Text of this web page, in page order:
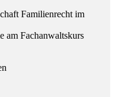
Familienrecht im
am Fachanwaltskurs